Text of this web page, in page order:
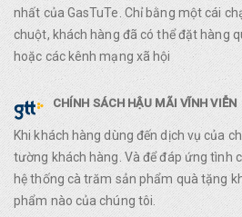
nhất của GasTuTe. Chỉ bằng một cái
chuột, khách hàng đã có thể đặt hàng
hoặc các kênh mạng xã hội
CHÍNH SÁCH HẬU MÃI VĨNH VIỄN
Khi khách hàng dùng đến dịch vụ của
tường khách hàng. Và để đáp ứng tình
hệ thống cà trăm sản phẩm quà tặng
phẩm nào của chúng tôi.